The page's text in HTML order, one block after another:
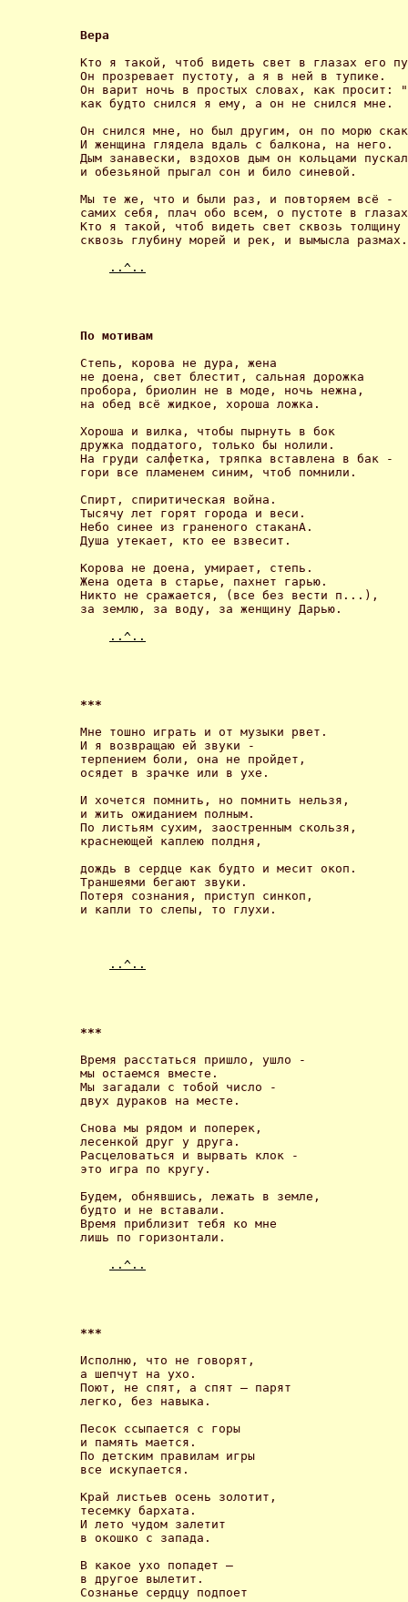
Вера
Кто я такой, чтоб видеть свет в глазах его
Он прозревает пустоту, а я в ней в тупике.
Он варит ночь в простых словах, как просит:
как будто снился я ему, а он не снился мне.
Он снился мне, но был другим, он по морю
И женщина глядела вдаль с балкона, на него.
Дым занавески, вздохов дым он кольцами
и обезьяной прыгал сон и било синевой.
Мы те же, что и были раз, и повторяем всё -
самих себя, плач обо всем, о пустоте в
Кто я такой, чтоб видеть свет сквозь толщину
сквозь глубину морей и рек, и вымысла
..^..
По мотивам
Степь, корова не дура, жена
не доена, свет блестит, сальная дорожка
пробора, бриолин не в моде, ночь нежна,
на обед всё жидкое, хороша ложка.
Хороша и вилка, чтобы пырнуть в бок
дружка поддатого, только бы нолили.
На груди салфетка, тряпка вставлена в бак -
гори все пламенем синим, чтоб помнили.
Спирт, спиритическая война.
Тысячу лет горят города и веси.
Небо синее из граненого стаканА.
Душа утекает, кто ее взвесит.
Корова не доена, умирает, степь.
Жена одета в старье, пахнет гарью.
Никто не сражается, (все без вести п...),
за землю, за воду, за женщину Дарью.
..^..
***
Мне тошно играть и от музыки рвет.
И я возвращаю ей звуки -
терпением боли, она не пройдет,
осядет в зрачке или в ухе.
И хочется помнить, но помнить нельзя,
и жить ожиданием полным.
По листьям сухим, заостренным скользя,
краснеющей каплею полдня,
дождь в сердце как будто и месит окоп.
Траншеями бегают звуки.
Потеря сознания, приступ синкоп,
и капли то слепы, то глухи.
..^..
***
Время расстаться пришло, ушло -
мы остаемся вместе.
Мы загадали с тобой число -
двух дураков на месте.
Снова мы рядом и поперек,
лесенкой друг у друга.
Расцеловаться и вырвать клок -
это игра по кругу.
Будем, обнявшись, лежать в земле,
будто и не вставали.
Время приблизит тебя ко мне
лишь по горизонтали.
..^..
***
Исполню, что не говорят,
а шепчут на ухо.
Поют, не спят, а спят – парят
легко, без навыка.
Песок ссыпается с горы
и память мается.
По детским правилам игры
все искупается.
Край листьев осень золотит,
тесемку бархата.
И лето чудом залетит
в окошко с запада.
В какое ухо попадет –
в другое вылетит.
Сознанье сердцу подпоет